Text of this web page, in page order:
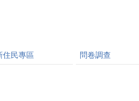
住民專區 問卷調查